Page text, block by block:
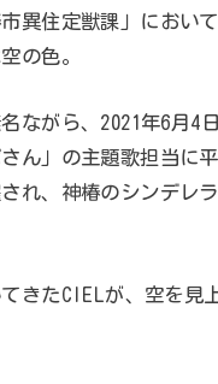
異住定獣課」におい
の色。
ながら、2021年6月4
ん」の主題歌担当に
れ、神椿のシンデレ
きたCIELが、空を見